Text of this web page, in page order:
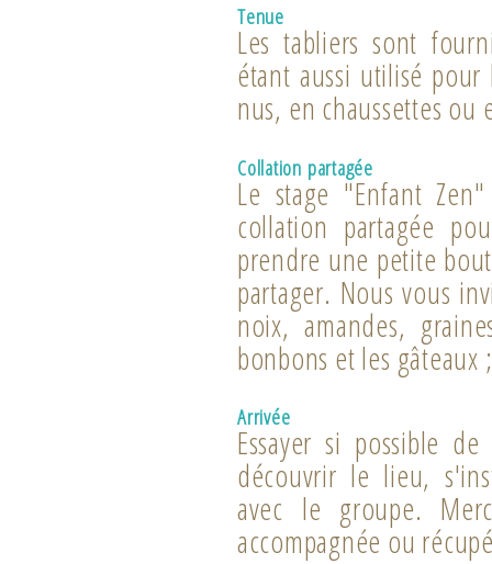
Tenue
Les tabliers sont
étant aussi utilisé
nus, en chaussettes
Collation partagée
Le stage "Enfant
collation partagée
prendre une petite
partager. Nous vous
noix, amandes,
bonbons et les gâteaux
Arrivée
Essayer si possible
découvrir le lieu,
avec le groupe.
accompagnée ou